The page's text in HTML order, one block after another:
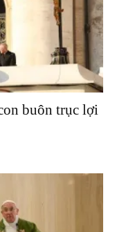
buôn trục lợi